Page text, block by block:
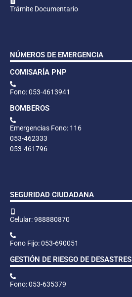
Trámite Documentario
NÚMEROS DE EMERGENCIA
COMISARÍA PNP
Fono: 053-4613941
BOMBEROS
Emergencias Fono: 116
053-462333
053-461796
SEGURIDAD CIUDADANA
Celular: 988880870
Fono Fijo: 053-690051
GESTIÓN DE RIESGO DE DESASTRES
Fono: 053-635379